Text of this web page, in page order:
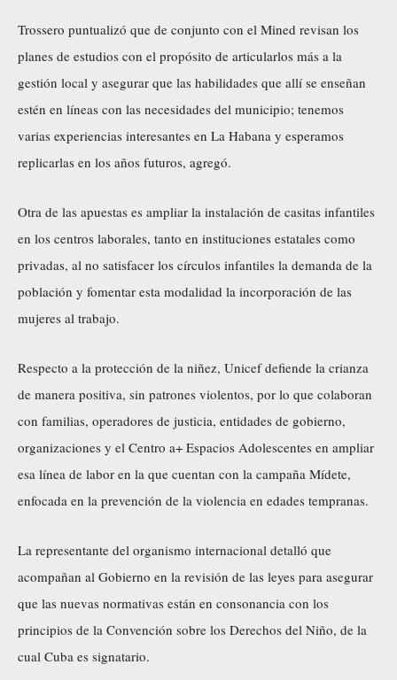
Trossero puntualizó que de conjunto con el Mined revisan los
planes de estudios con el propósito de articularlos más a la
gestión local y asegurar que las habilidades que allí se enseñan
estén en líneas con las necesidades del municipio; tenemos
varias experiencias interesantes en La Habana y esperamos
replicarlas en los años futuros, agregó.
Otra de las apuestas es ampliar la instalación de casitas infantiles
en los centros laborales, tanto en instituciones estatales como
privadas, al no satisfacer los círculos infantiles la demanda de la
población y fomentar esta modalidad la incorporación de las
mujeres al trabajo.
Respecto a la protección de la niñez, Unicef defiende la crianza
de manera positiva, sin patrones violentos, por lo que colaboran
con familias, operadores de justicia, entidades de gobierno,
organizaciones y el Centro a+ Espacios Adolescentes en ampliar
esa línea de labor en la que cuentan con la campaña Mídete,
enfocada en la prevención de la violencia en edades tempranas.
La representante del organismo internacional detalló que
acompañan al Gobierno en la revisión de las leyes para asegurar
que las nuevas normativas están en consonancia con los
principios de la Convención sobre los Derechos del Niño, de la
cual Cuba es signatario.